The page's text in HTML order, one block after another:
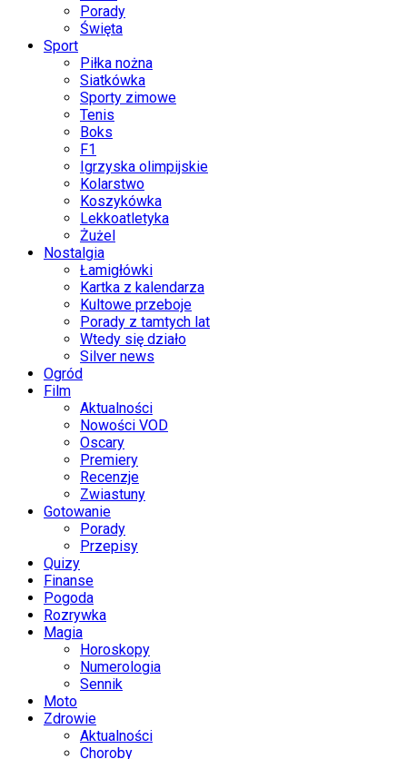
Porady
Święta
Sport
Piłka nożna
Siatkówka
Sporty zimowe
Tenis
Boks
F1
Igrzyska olimpijskie
Kolarstwo
Koszykówka
Lekkoatletyka
Żużel
Nostalgia
Łamigłówki
Kartka z kalendarza
Kultowe przeboje
Porady z tamtych lat
Wtedy się działo
Silver news
Ogród
Film
Aktualności
Nowości VOD
Oscary
Premiery
Recenzje
Zwiastuny
Gotowanie
Porady
Przepisy
Quizy
Finanse
Pogoda
Rozrywka
Magia
Horoskopy
Numerologia
Sennik
Moto
Zdrowie
Aktualności
Choroby